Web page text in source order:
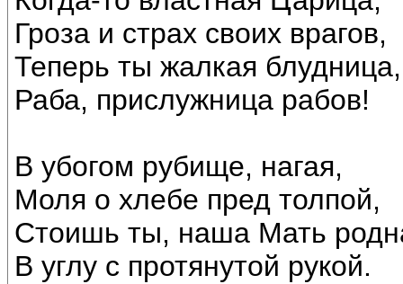
Гроза и страх своих врагов,
Теперь ты жалкая блудница,
Раба, прислужница рабов!
В убогом рубище, нагая,
Моля о хлебе пред толпой,
Стоишь ты, наша Мать
В углу с протянутой рукой.